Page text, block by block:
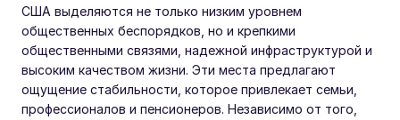
США выделяются не только низким уровнем
общественных беспорядков, но и крепкими
общественными связями, надежной инфраструктурой и
высоким качеством жизни. Эти места предлагают
ощущение стабильности, которое привлекает семьи,
профессионалов и пенсионеров. Независимо от того,